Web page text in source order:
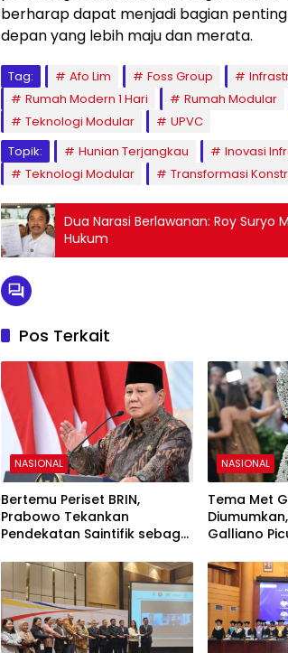
berharap dapat menjadi bagian
depan yang lebih maju dan merata.
Tag: Afo Lim Foss Group
Rumah Modern 1 Hari
Rumah Modular
Teknologi Modular
UPVC
Topik:
Hunian Terjangkau Inovasi
Teknologi Modular
Transformasi
Dua Narasi Berlawanan: Roy Suryo
Hukum
Pos Terkait
NASIONAL
Bertemu Periset BRIN,
Prabowo Tekankan
Pendekatan Saintifik sebagai
NASIONAL
Tema Met
Galliano